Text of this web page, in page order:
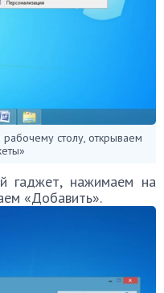
столу, открываем
гаджет, нажимаем на
«Добавить».